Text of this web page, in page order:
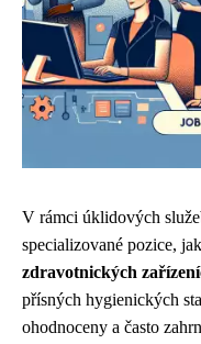
V rámci úklidových
specializované pozice,
zdravotnických
přísných hygienických
ohodnoceny a často